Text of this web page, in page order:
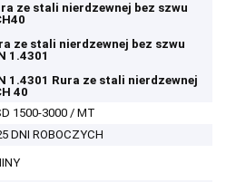
ze stali nierdzewnej bez szwu
ze stali nierdzewnej bez szwu
1.4301
1.4301 Rura ze stali nierdzewnej
40
1500-3000 / MT
DNI ROBOCZYCH